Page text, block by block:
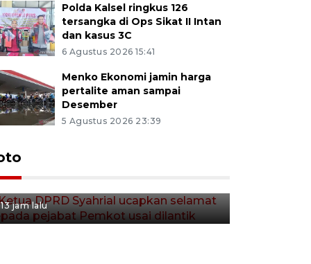
Polda Kalsel ringkus 126
tersangka di Ops Sikat II Intan
dan kasus 3C
6 Agustus 2026 15:41
Menko Ekonomi jamin harga
pertalite aman sampai
Desember
5 Agustus 2026 23:39
Ketua DPRD Syahrial ucapkan
selamat kepada pejabat
13 jam lalu